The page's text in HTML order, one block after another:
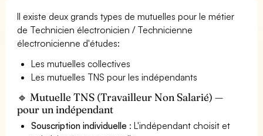
Il existe deux grands types de mutuelles pour le métier
de Technicien électronicien / Technicienne
électronicienne d'études:
Les mutuelles collectives
Les mutuelles TNS pour les indépendants
🔹 Mutuelle TNS (Travailleur Non Salarié) —
pour un indépendant
Souscription individuelle : L'indépendant choisit et